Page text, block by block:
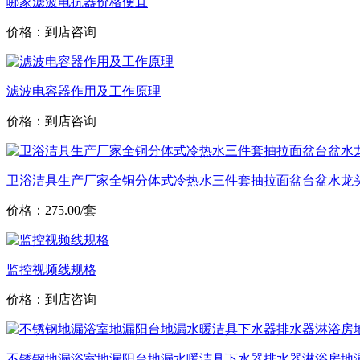
价格：到店咨询
滤波电容器作用及工作原理
价格：到店咨询
卫浴洁具生产厂家全铜分体式冷热水三件套抽拉面盆台盆水龙
价格：275.00/套
监控视频线规格
价格：到店咨询